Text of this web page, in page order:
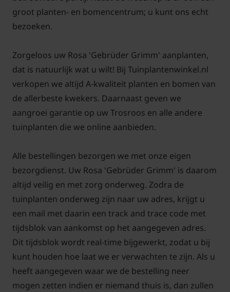
een roos in de halfschaduw zet gaat dat meestal ook
goed, maar volledig in de schaduw aanplanten is
Rosa 'Gebrüder Grimm' snoeien en
onderhouden
niet. Iedereen kan elk jaar weer genieten van mooie
gezonde planten die de hele zomer de meest
prachtige bloemen geven. Om u hierbij te helpen,
hebben we op Tuinplantenwinkel.nl een artikel
geschreven met tips over het onderhoud en snoeien
van struikrozen. Met behulp van foto's en
pictogrammen leggen we het snoeien en
onderhoud duidelijk uit. Als u deze tips opvolgt, kunt
u jaren genieten van uw nieuwe aanwinst!
groot planten- en bomencentrum; u kunt ons echt
bezoeken.
Zorgeloos uw Rosa 'Gebrüder Grimm' aanplanten,
dat is natuurlijk wat u wilt! Bij Tuinplantenwinkel.nl
verkopen we altijd A-kwaliteit planten en bomen van
de allerbeste kwekers. Daarnaast geven we
aangroei garantie op uw Trosroos en alle andere
tuinplanten die we online aanbieden.
Alle bestellingen bezorgen we met onze eigen
bezorgdienst. Uw Rosa 'Gebrüder Grimm' is daarom
altijd veilig en met zorg onderweg. Zodra de
tuinplanten onderweg zijn naar uw adres, krijgt u
een mail met daarin een track and trace code met
tijdsblok van aankomst op het aangegeven adres.
Dit tijdsblok wordt real-time bijgewerkt, zodat u bij
kunt houden hoe laat we er verwachten te zijn. Als u
heeft aangegeven waar we de bestelling neer
mogen zetten indien er niemand thuis is, dan zullen